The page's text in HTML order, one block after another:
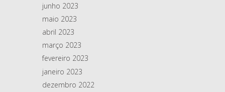
junho 2023
maio 2023
abril 2023
março 2023
fevereiro 2023
janeiro 2023
dezembro 2022